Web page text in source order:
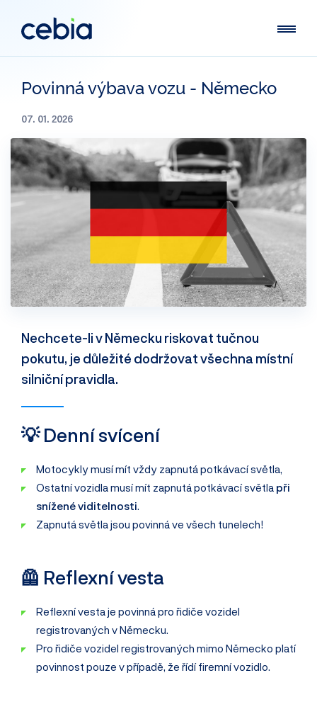
Povinná výbava vozu - Německo
07. 01. 2026
Nechcete-li v Německu riskovat tučnou
pokutu, je důležité dodržovat všechna místní
silniční pravidla.
💡 Denní svícení
Motocykly musí mít vždy zapnutá potkávací světla,
Ostatní vozidla musí mít zapnutá potkávací světla při
snížené viditelnosti.
Zapnutá světla jsou povinná ve všech tunelech!
🦺 Reflexní vesta
Reflexní vesta je povinná pro řidiče vozidel
registrovaných v Německu.
Pro řidiče vozidel registrovaných mimo Německo platí
povinnost pouze v případě, že řídí firemní vozidlo.